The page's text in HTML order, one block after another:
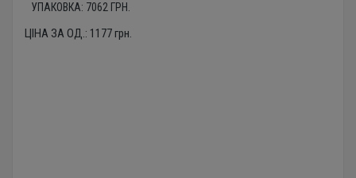
УПАКОВКА: 7062 ГРН.
ЦІНА ЗА ОД.: 1177грн.